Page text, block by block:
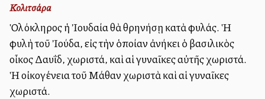
Κολιτσάρα
Ὁλόκληρος ἡ Ἰουδαία θὰ θρηνήσῃ κατὰ φυλάς. Ἡ
φυλὴ τοῦ Ἰούδα, εἰς τὴν ὁποίαν ἀνήκει ὁ βασιλικὸς
οἶκος Δαυΐδ, χωριστά, καὶ αἱ γυναῖκες αὐτῆς χωριστά.
Ἡ οἰκογένεια τοῦ Μάθαν χωριστὰ καὶ αἱ γυναῖκες
χωριστά.